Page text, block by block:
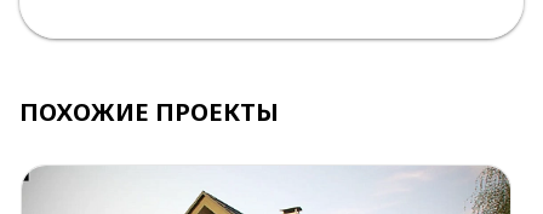
ПОХОЖИЕ ПРОЕКТЫ